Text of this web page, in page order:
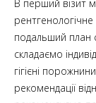
В перший візит
подальший план
складаємо
гігієні
рекомендації